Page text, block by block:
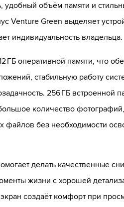
удобный объём памяти и
Venture Green выделяет
индивидуальность владельца.
ГБ оперативной памяти, что
стабильную работу
256 ГБ встроенной
количество
файлов без необходимости
делать качественные
жизни с хорошей
создаёт комфорт при